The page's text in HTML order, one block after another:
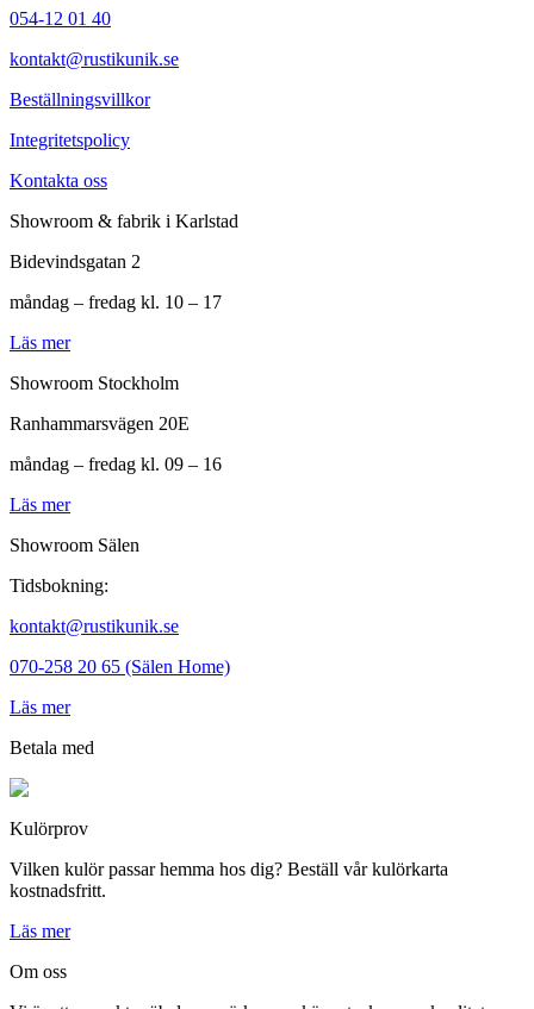
054-12 01 40
kontakt@rustikunik.se
Beställningsvillkor
Integritetspolicy
Kontakta oss
Showroom & fabrik i Karlstad
Bidevindsgatan 2
måndag – fredag kl. 10 – 17
Läs mer
Showroom Stockholm
Ranhammarsvägen 20E
måndag – fredag kl. 09 – 16
Läs mer
Showroom Sälen
Tidsbokning:
kontakt@rustikunik.se
070-258 20 65 (Sälen Home)
Läs mer
Betala med
Kulörprov
Vilken kulör passar hemma hos dig? Beställ vår kulörkarta
kostnadsfritt.
Läs mer
Om oss